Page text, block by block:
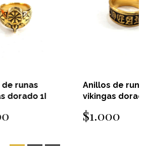
1I
Anillos de runas
vikingas dorado 1C
$1.000